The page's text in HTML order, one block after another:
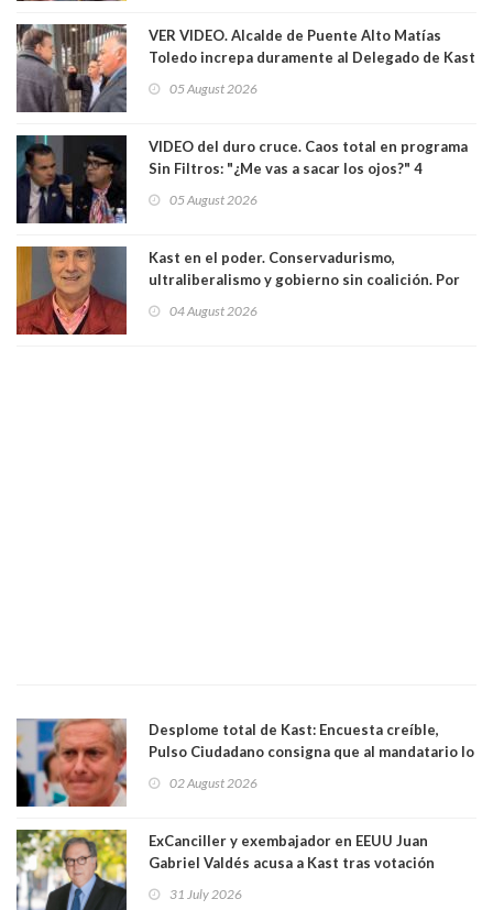
VER VIDEO. Alcalde de Puente Alto Matías
Toledo increpa duramente al Delegado de Kast
delegado nuevamente arrancando"
05 August 2026
VIDEO del duro cruce. Caos total en programa
Sin Filtros: "¿Me vas a sacar los ojos?" 4
excarabinero que dejó ciego a Gustavo Gatica:
05 August 2026
Kast en el poder. Conservadurismo,
ultraliberalismo y gobierno sin coalición. Por
04 August 2026
Desplome total de Kast: Encuesta creíble,
Pulso Ciudadano consigna que al mandatario lo
sacó en primera vuelta. Rechazo es de 58.9% y
64.8%
02 August 2026
ExCanciller y exembajador en EEUU Juan
Gabriel Valdés acusa a Kast tras votación
31 July 2026